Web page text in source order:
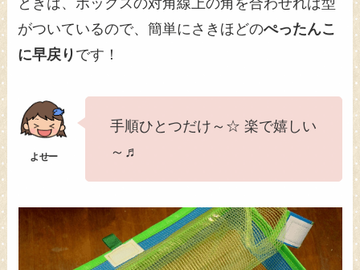
ときは、ボックスの対角線上の角を合わせれば型
がついているので、簡単にさきほどのぺったんこ
に早戻り です！
手順ひとつだけ～☆ 楽で嬉しい
～♬